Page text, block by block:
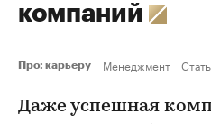
компаний
Про: карьеру Менеджмент
Даже успешная